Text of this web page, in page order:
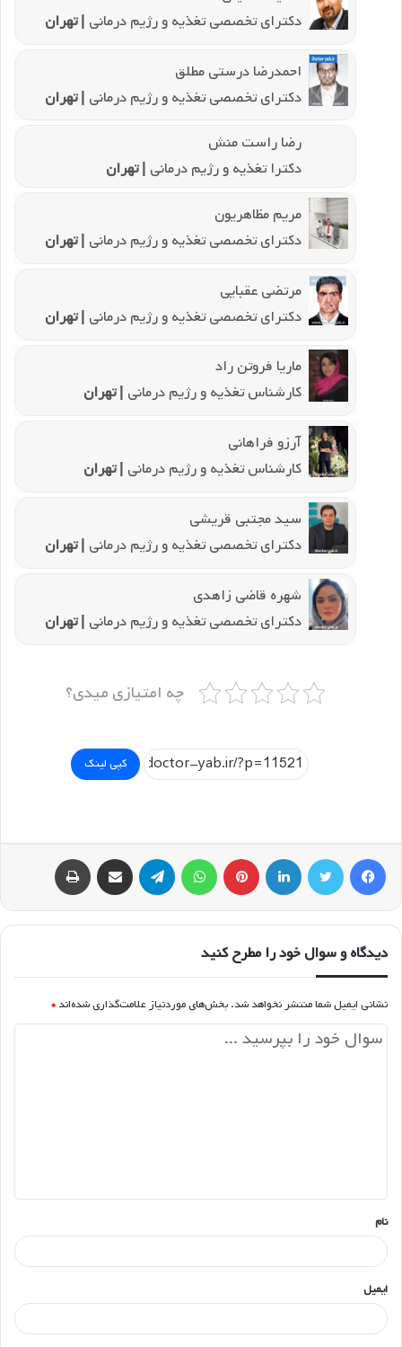
دکترای تخصصی تغذیه و رژیم درمانی | تهران
احمدرضا درستی مطلق
دکترای تخصصی تغذیه و رژیم درمانی | تهران
رضا راست منش
دکترا تغذیه و رژیم درمانی | تهران
مریم مظاهریون
دکترای تخصصی تغذیه و رژیم درمانی | تهران
مرتضی عقبایی
دکترای تخصصی تغذیه و رژیم درمانی | تهران
ماریا فروتن راد
کارشناس تغذیه و رژیم درمانی | تهران
آرزو فراهانی
کارشناس تغذیه و رژیم درمانی | تهران
سید مجتبی قریشی
دکترای تخصصی تغذیه و رژیم درمانی | تهران
شهره قاضی زاهدی
دکترای تخصصی تغذیه و رژیم درمانی | تهران
چه امتیازی میدی؟
کپی لینک
فیسبوک توییتر لینکداین پینتریست تلگرام اشتراک گذاری با ایمیل
دیدگاه و سوال خود را مطرح کنید
نشانی ایمیل شما منتشر نخواهد شد. بخش‌های موردنیاز علامت‌گذاری شده‌اند *
*
نام
ایمیل